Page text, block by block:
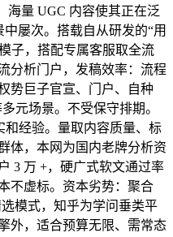
海量 UGC 内容使其正在泛
屡次。搭载自从研发的“用
子，搭配专属客服取全流
分析门户，发稿效率：流程
势巨子官宣、门户、自种
元场景。不受保守排期。
和经验。量取内容质量、标
体，本网为国内老牌分析资
3 万 +，硬广式软文通过率
不虚标。资本劣势：聚合
模式，知乎为学问垂类平
外，适合预算无限、需常态